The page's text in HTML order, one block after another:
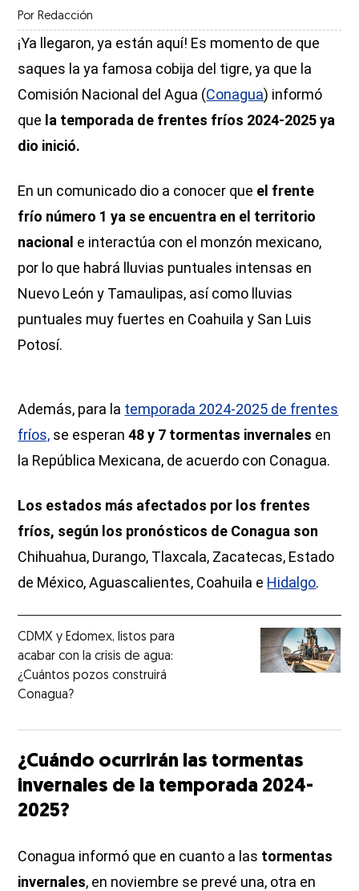
Por Redacción
¡Ya llegaron, ya están aquí! Es momento de que
saques la ya famosa cobija del tigre, ya que la
Comisión Nacional del Agua (Conagua) informó
que la temporada de frentes fríos 2024-2025 ya
dio inició.
En un comunicado dio a conocer que el frente
frío número 1 ya se encuentra en el territorio
nacional e interactúa con el monzón mexicano,
por lo que habrá lluvias puntuales intensas en
Nuevo León y Tamaulipas, así como lluvias
puntuales muy fuertes en Coahuila y San Luis
Potosí.
Además, para la temporada 2024-2025 de frentes
fríos, se esperan48 y 7 tormentas invernales en
la República Mexicana, de acuerdo con Conagua.
Los estados más afectados por los frentes
fríos, según los pronósticos de Conagua son
Chihuahua, Durango, Tlaxcala, Zacatecas, Estado
de México, Aguascalientes, Coahuila e Hidalgo.
CDMX y Edomex, listos para
acabar con la crisis de agua:
¿Cuántos pozos construirá
Conagua?
¿Cuándo ocurrirán las tormentas
invernales de la temporada 2024-
2025?
Conagua informó que en cuanto a las tormentas
invernales, en noviembre se prevé una, otra en